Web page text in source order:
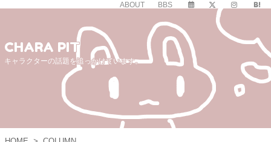
ABOUT BBS
CHARA PIT
キャラクターの話題を追っかけています。